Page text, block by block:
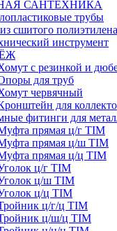
САНТЕХНИКА
трубы
сшитого
инструмент
с резинкой и
для труб
червячный
для
фитинги для
прямая ц/г TIM
прямая ц/ш TIM
прямая ц/ц TIM
ц/г TIM
ц/ш TIM
ц/ц TIM
ц/г/ц TIM
ц/ш/ц TIM